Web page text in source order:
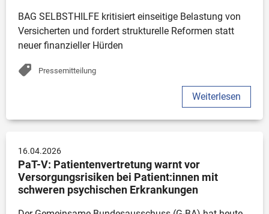
BAG SELBSTHILFE kritisiert einseitige Belastung von
Versicherten und fordert strukturelle Reformen statt
neuer finanzieller Hürden
Pressemitteilung
Weiterlesen
16.04.2026
PaT-V: Patientenvertretung warnt vor
Versorgungsrisiken bei Patient:innen mit
schweren psychischen Erkrankungen